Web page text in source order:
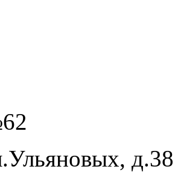
д.38